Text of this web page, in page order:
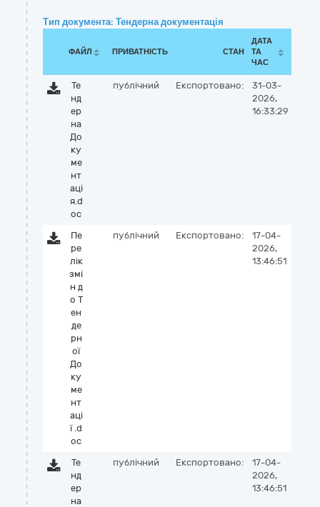
Тип документа: Тендерна документація
ФАЙЛ ПРИВАТНІСТЬ СТАН
ДАТА
ТА
ЧАС
Те
нд
ер
на
До
ку
ме
нт
аці
я.d
oc
публічний Експортовано:
31-03-
2026,
16:33:29
Пе
ре
лік
змі
н д
о Т
ен
де
рн
ої
До
ку
ме
нт
аці
ї .d
oc
публічний Експортовано:
17-04-
2026,
13:46:51
Те
нд
ер
на
публічний Експортовано:
17-04-
2026,
13:46:51